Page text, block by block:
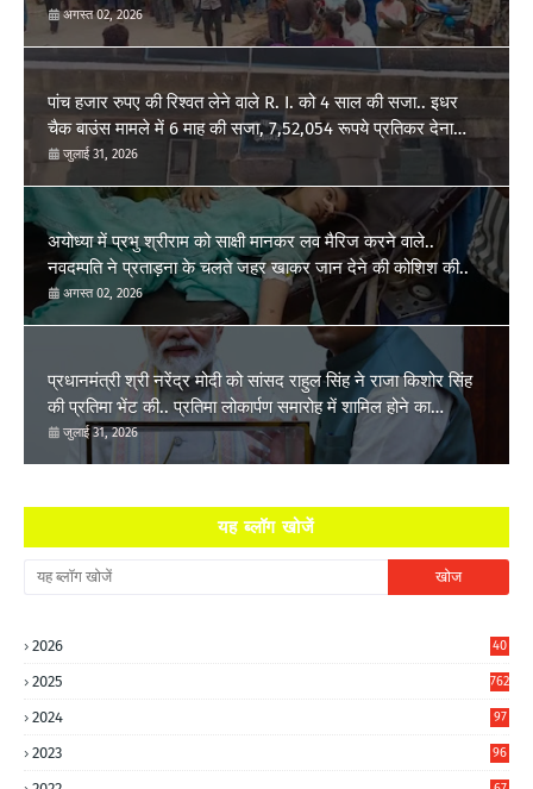
अगस्त 02, 2026
पांच हजार रुपए की रिश्वत लेने वाले R. I. को 4 साल की सजा.. इधर
चैक बाउंस मामले में 6 माह की सजा, 7,52,054 रूपये प्रतिकर देना
होगा..जुलाई 31, 2026
अयोध्या में प्रभु श्रीराम को साक्षी मानकर लव मैरिज करने वाले..
नवदम्पति ने प्रताड़ना के चलते जहर खाकर जान देने की कोशिश की..
अगस्त 02, 2026
प्रधानमंत्री श्री नरेंद्र मोदी को सांसद राहुल सिंह ने राजा किशोर सिंह
की प्रतिमा भेंट की.. प्रतिमा लोकार्पण समारोह में शामिल होने का
आग्रह..
जुलाई 31, 2026
यह ब्लॉग खोजें
2026
40
2025 762
2024
97
2023
96